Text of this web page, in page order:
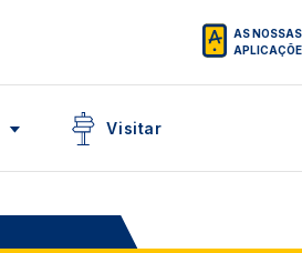
AS NOSSAS
Visitar
Icon